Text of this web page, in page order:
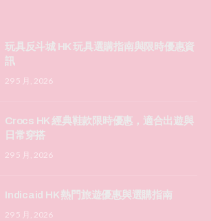
玩具反斗城 HK 玩具選購指南與限時優惠資
訊
29 5 月, 2026
Crocs HK 經典鞋款限時優惠，適合出遊與
日常穿搭
29 5 月, 2026
Indicaid HK 熱門旅遊優惠與選購指南
29 5 月, 2026